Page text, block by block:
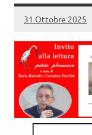
31 Ottobre 2025